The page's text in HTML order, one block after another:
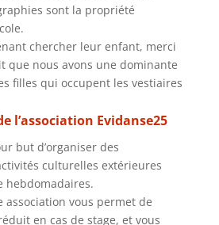
sont la propriété
chercher leur enfant, merci
que nous avons une dominante
filles qui occupent les vestiaires
l’association Evidanse25
but d’organiser des
culturelles extérieures
hebdomadaires.
association vous permet de
en cas de stage, et vous